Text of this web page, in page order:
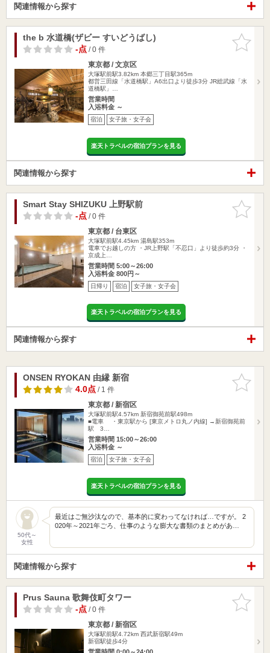
関連情報から探す
お気に入
りに追加
the b 水道橋(ザビー すいどうばし)
-点/ 0 件
東京都 / 文京区
大塚駅前駅3.82km 本郷三丁目駅365m
都営三田線「水道橋駅」A6出口より徒歩3分 JR総武線「水
道橋駅」…
営業時間
入浴料金 ～
宿泊 女子旅・女子会
楽天トラベルの宿泊プランを見る
関連情報から探す
お気に入
りに追加
Smart Stay SHIZUKU 上野駅前
-点/ 0 件
東京都 / 台東区
大塚駅前駅4.45km 湯島駅353m
電車でお越しの方 ・JR上野駅「不忍口」より徒歩約3分 ・
京成上…
営業時間 5:00～26:00
入浴料金 800円～
日帰り 宿泊 女子旅・女子会
楽天トラベルの宿泊プランを見る
関連情報から探す
お気に入
りに追加
ONSEN RYOKAN 由縁 新宿
4.0点/ 1 件
東京都 / 新宿区
大塚駅前駅4.57km 新宿御苑前駅498m
■電車 ・東京駅から [東京メトロ丸ノ内線] →新宿御苑前
駅 3…
営業時間 15:00～26:00
入浴料金 ～
宿泊 女子旅・女子会
楽天トラベルの宿泊プランを見る
50代～
女性
最近はご無沙汰なので、基本的に変わってなければ…ですが。 2
020年～2021年ごろ、仕事のような膨大な書類のまとめがあ…
関連情報から探す
お気に入
りに追加
Prus Sauna 歌舞伎町タワー
-点/ 0 件
東京都 / 新宿区
大塚駅前駅4.72km 西武新宿駅49m
新宿駅徒歩4分